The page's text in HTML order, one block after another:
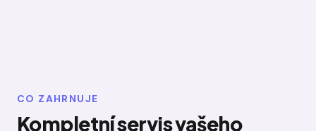
CO ZAHRNUJE
Kompletní servis vašeho